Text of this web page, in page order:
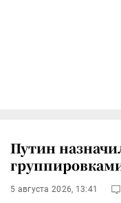
Путин
5 августа 2026, 13:41